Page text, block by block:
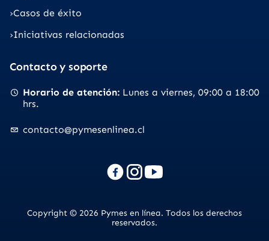
Casos de éxito
Iniciativas relacionadas
Contacto y soporte
Horario de atención Lunes a viernes 09:00 a 18:00
hrs.
contacto@pymesenlinea.cl
Copyright © 2026 Pymes en línea. Todos los derechos
reservados.